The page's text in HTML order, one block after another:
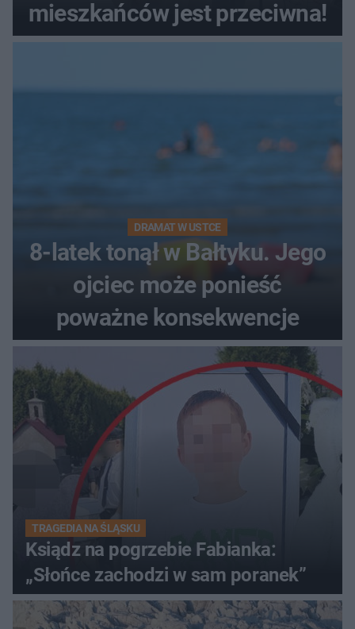
mieszkańców jest przeciwna!
DRAMAT W USTCE
8-latek tonął w Bałtyku. Jego
ojciec może ponieść
poważne konsekwencje
TRAGEDIA NA ŚLĄSKU
Ksiądz na pogrzebie Fabianka:
„Słońce zachodzi w sam poranek”